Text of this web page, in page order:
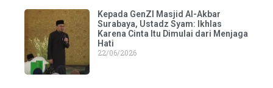
Kepada GenZI Masjid Al-Akbar
Surabaya, Ustadz Syam: Ikhlas
Karena Cinta Itu Dimulai dari Menjaga
Hati
22/06/2026